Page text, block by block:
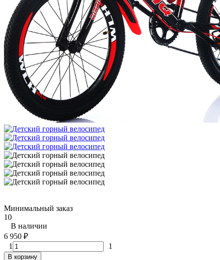
Минимальный заказ
10
В наличии
6 950 ₽
1
1
В корзину